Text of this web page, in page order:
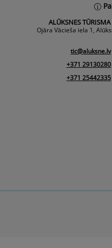
ALŪKSNES
Ojāra Vācieša iela 1,
tic@aluksne.lv
+371 29130280
+371 25442335